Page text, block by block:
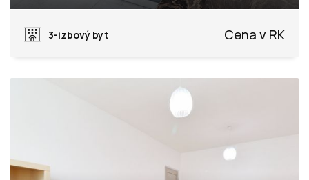
3-izbový byt
Cena v RK